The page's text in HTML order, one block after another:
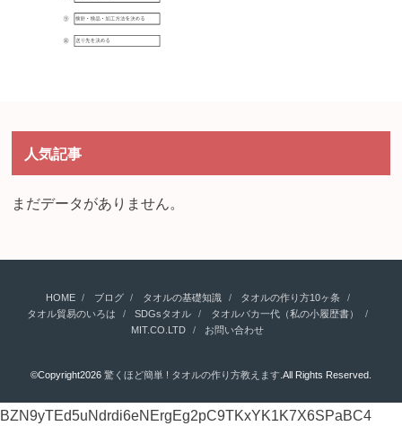
人気記事
まだデータがありません。
HOME ブログ タオルの基礎知識
タオルの作り方10ヶ条
タオル貿易のいろは
SDGsタオル
タオルバカ一代（私の小履歴書）
MIT.CO.LTD
お問い合わせ
©Copyright2026 驚くほど簡単 ! タオルの作り方教えます.All Rights Reserved.
BZN9yTEd5uNdrdi6eNErgEg2pC9TKxYK1K7X6SPaBC4